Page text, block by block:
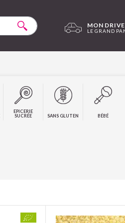
MON DRIVE
EPICERIE
SUCRÉE
SANS GLUTEN BÉBÉ